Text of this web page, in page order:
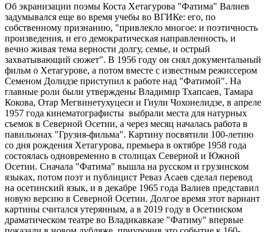
Об экранизации поэмы Коста Хетагурова "Фатима" Валиев
задумывался еще во время учебы во ВГИКе: его, по
собственному признанию, "привлекло многое: и поэтичность
произведения, и его демократическая направленность, и
вечно живая тема верности долгу, семье, и острый
захватывающий сюжет". В 1956 году он снял документальный
фильм о Хетагурове, а потом вместе с известным режиссером
Семеном Долидзе приступил к работе над "Фатимой". На
главные роли были утверждены Владимир Тхапсаев, Тамара
Кокова, Отар Мегвинетухуцеси и Гиули Чохонелидзе, в апреле
1957 года кинематографисты выбрали места для натурных
съемок в Северной Осетии, а через месяц началась работа в
павильонах "Грузия-фильма". Картину посвятили 100-летию
со дня рождения Хетагурова, премьера в октябре 1958 года
состоялась одновременно в столицах Северной и Южной
Осетии. Сначала "Фатима" вышла на русском и грузинском
языках, потом поэт и публицист Реваз Асаев сделал перевод
на осетинский язык, и в декабре 1965 года Валиев представил
новую версию в Северной Осетии. Долгое время этот вариант
картины считался утерянным, а в 2019 году в Осетинском
драматическом театре во Владикавказе "Фатиму" впервые